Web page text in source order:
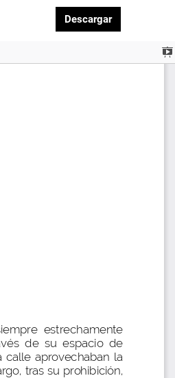
DescargarDescargar PDF